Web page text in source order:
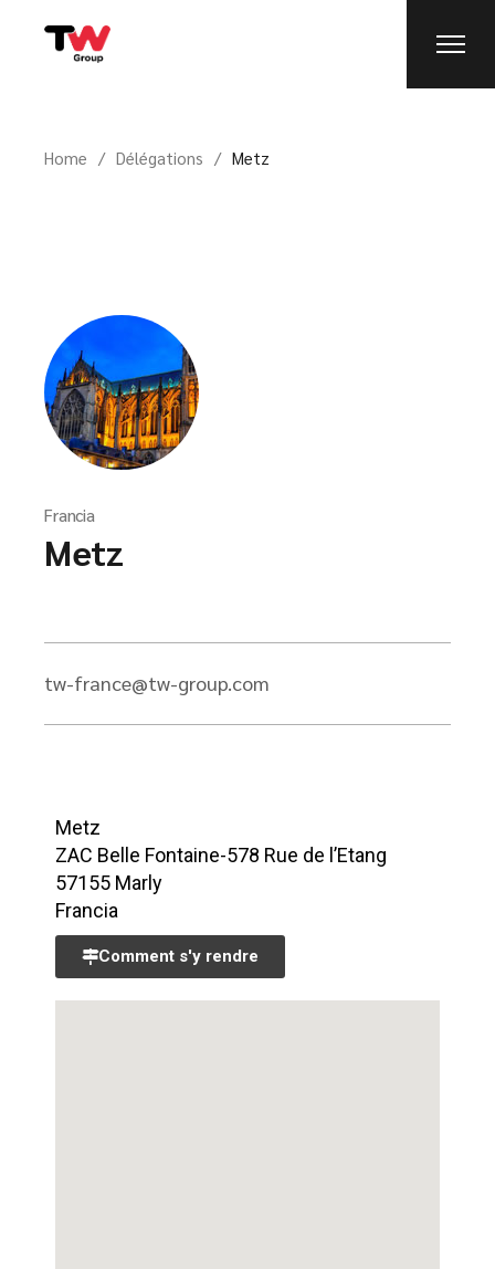
Home Délégations Metz
Francia
Metz
tw-france@tw-group.com
Metz
ZAC Belle Fontaine-578 Rue de l’Etang
57155 Marly
Francia
Comment s'y rendre